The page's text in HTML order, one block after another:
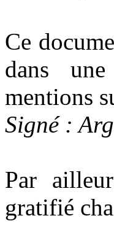
Ce
dans
mentions
Signé :
Par
gratifié